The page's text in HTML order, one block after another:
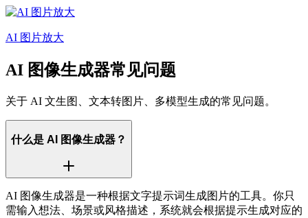
AI 图片放大
AI 图像生成器常见问题
关于 AI 文生图、文本转图片、多模型生成的常见问题。
什么是 AI 图像生成器？
AI 图像生成器是一种根据文字提示词生成图片的工具。你只
需输入想法、场景或风格描述，系统就会根据提示生成对应的